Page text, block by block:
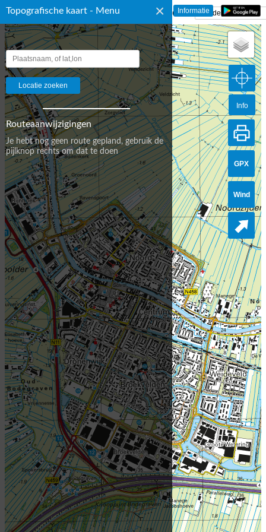
Topografische kaart - Menu ×
Routeaanwijzigingen
Je hebt nog geen route gepland, gebruik de
pijlknop rechts om dat te doen
☰ Topografische Kaart Nederland
GPX
Wind
Info